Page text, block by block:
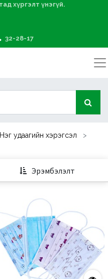
хүргэлт үнэгүй.
32-28-17
Нэг удаагийн хэрэгсэл
Эрэмбэлэлт